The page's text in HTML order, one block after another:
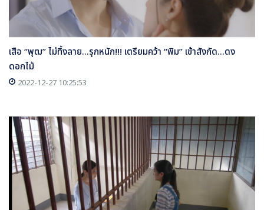
เสือ “พุฒ” ไม่ทิ้งลาย...รุกหนัก!!! เตรียมคว้า “พิม” เข้าสังกัด...ดง
ดอกไม้
2022-12-27 10:25:53